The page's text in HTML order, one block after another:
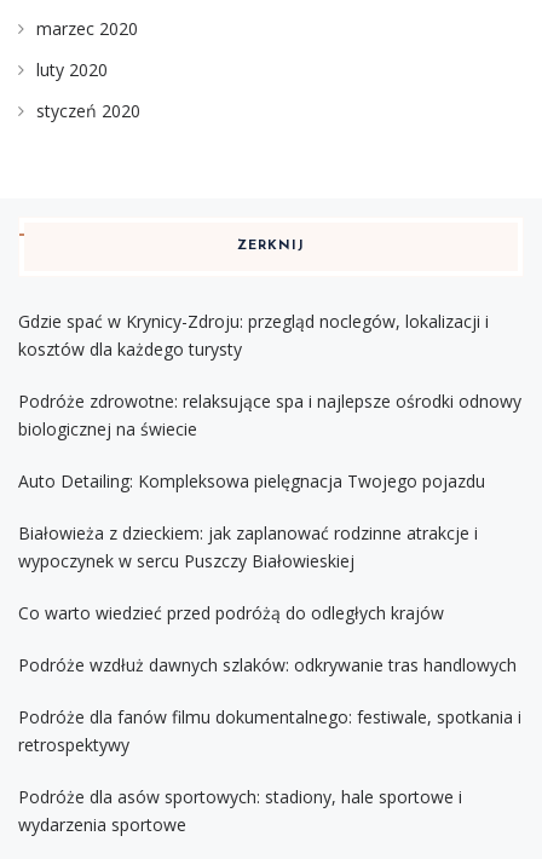
marzec 2020
luty 2020
styczeń 2020
ZERKNIJ
Gdzie spać w Krynicy-Zdroju: przegląd noclegów, lokalizacji i
kosztów dla każdego turysty
Podróże zdrowotne: relaksujące spa i najlepsze ośrodki odnowy
biologicznej na świecie
Auto Detailing: Kompleksowa pielęgnacja Twojego pojazdu
Białowieża z dzieckiem: jak zaplanować rodzinne atrakcje i
wypoczynek w sercu Puszczy Białowieskiej
Co warto wiedzieć przed podróżą do odległych krajów
Podróże wzdłuż dawnych szlaków: odkrywanie tras handlowych
Podróże dla fanów filmu dokumentalnego: festiwale, spotkania i
retrospektywy
Podróże dla asów sportowych: stadiony, hale sportowe i
wydarzenia sportowe